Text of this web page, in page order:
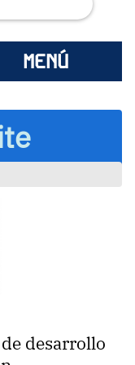
MENÚ
desarrollo